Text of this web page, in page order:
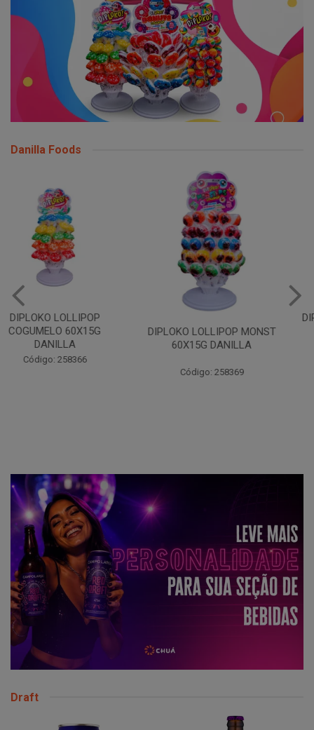
Danilla Foods
DIPLOKO LOLLIPOP MONST
60X15G DANILLA
60X15G DANILLA
Draft